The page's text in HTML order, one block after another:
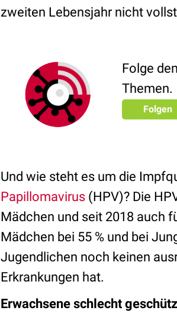
zweiten Lebensjahr nicht
Folge
Themen.
Folgen
Und wie steht es um die
Papillomavirus (HPV)? Die
Mädchen und seit 2018 auch
Mädchen bei 55 % und bei
Jugendlichen noch keinen
Erkrankungen hat.
Erwachsene schlecht